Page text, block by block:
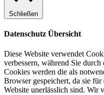
Schließen
Datenschutz Übersicht
Diese Website verwendet
verbessern, während Sie
Cookies werden die als
Browser gespeichert, da sie
Website unerlässlich sind. Wir